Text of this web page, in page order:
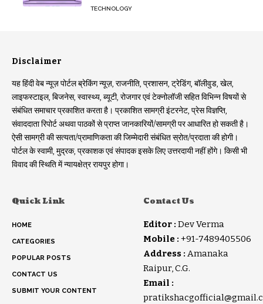
TECHNOLOGY
Disclaimer
यह हिंदी वेब न्यूज़ पोर्टल ब्रेकिंग न्यूज़, राजनीति, प्रशासन, ट्रेडिंग, बॉलीवुड, खेल,
लाइफस्टाइल, बिजनेस, स्वास्थ्य, ब्यूटी, रोजगार एवं टेक्नोलॉजी सहित विभिन्न विषयों से
संबंधित समाचार प्रकाशित करता है। प्रकाशित सामग्री इंटरनेट, प्रेस विज्ञप्ति,
संवाददाता रिपोर्ट अथवा पाठकों से प्राप्त जानकारियों/सामग्री पर आधारित हो सकती है।
ऐसी सामग्री की सत्यता/प्रामाणिकता की जिम्मेदारी संबंधित स्रोत/प्रदाता की होगी।
पोर्टल के स्वामी, मुद्रक, प्रकाशक एवं संपादक इसके लिए उत्तरदायी नहीं होंगे। किसी भी
विवाद की स्थिति में न्यायक्षेत्र रायपुर होगा।
Quick Link
HOME
CATEGORIES
POPULAR POSTS
CONTACT US
SUBMIT YOUR CONTENT
Contact Us
Editor : Dev Verma
Mobile : +91-7489405506
Address : Amanaka
Raipur, C.G.
Email :